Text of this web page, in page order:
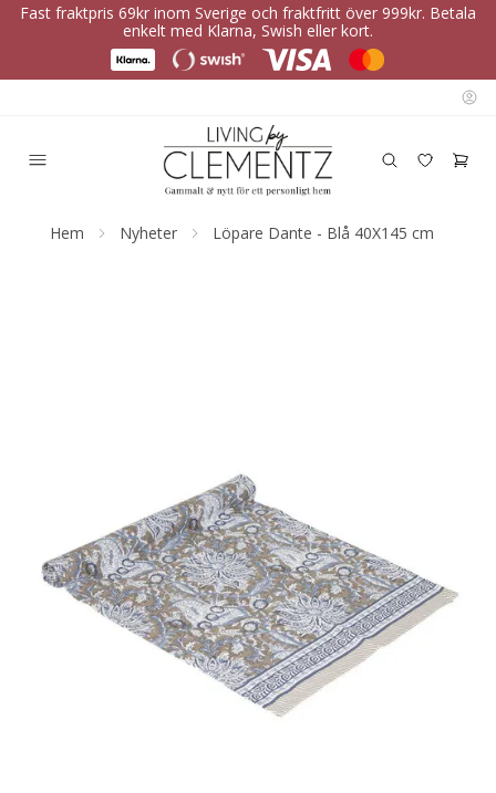
Fast fraktpris 69kr inom Sverige och fraktfritt över 999kr. Betala
enkelt med Klarna, Swish eller kort.
Hem Nyheter Löpare Dante - Blå 40X145 cm